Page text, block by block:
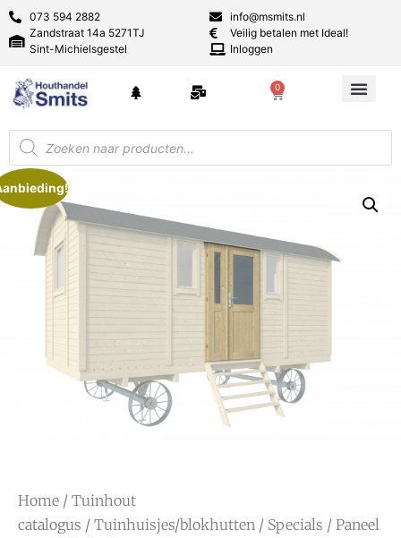
073 594 2882
Zandstraat 14a 5271TJ
Sint-Michielsgestel
info@msmits.nl
Veilig betalen met Ideal!
Inloggen
0
Home / Tuinhout
catalogus / Tuinhuisjes/blokhutten / Specials / Paneel